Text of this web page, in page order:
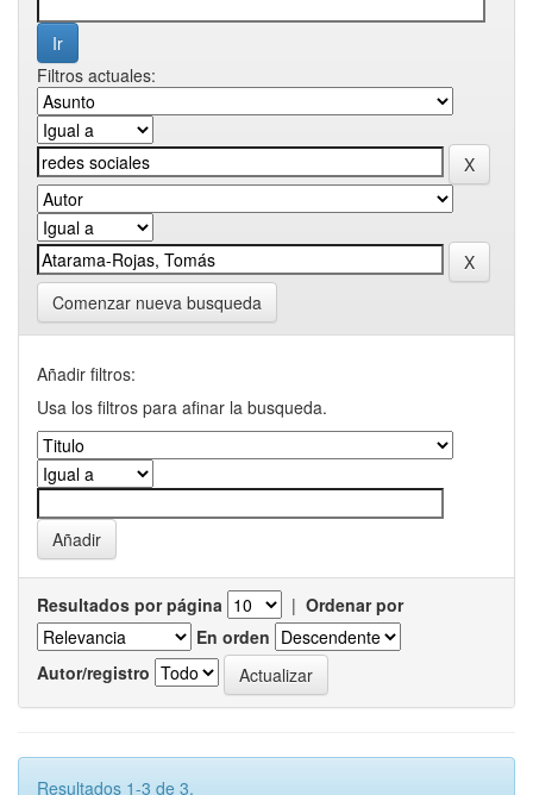
Filtros actuales:
Comenzar nueva busqueda
Añadir filtros:
Usa los filtros para afinar la busqueda.
Resultados por página | Ordenar por
En orden
Autor/registro
Resultados 1-3 de 3.